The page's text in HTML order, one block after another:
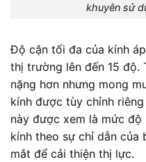
khuyên sử
Độ cận tối đa của kính
thị trường lên đến 15 độ.
nặng hơn nhưng mong
kính được tùy chỉnh
này được xem là mức độ
kính theo sự chỉ dẫn của
mắt để cải thiện thị lực.